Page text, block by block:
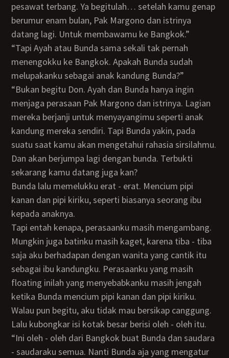
pesawat terbang. Ya begitulah… setelah kamu genap
berumur enam bulan, Pak Margono dan istrinya
datang lagi. Untuk membawamu ke Bangkok.”
“Tapi Ayah atau Bunda sama sekali tak pernah
menengokku ke Bangkok. Apakah Bunda sudah
melupakanku sebagai anak kandung Bunda?”
“Bukan begitu Don. Ayah dan Bunda hanya ingin
menjaga perasaan Pak Margono dan istrinya. Lagian
mereka berjanji untuk menyayangimu seperti anak
kandung mereka sendiri. Tapi Bunda yakin, pada
suatu saat kamu akan mengetahui rahasia sirsilahmu.
Dan akan berjumpa lagi dengan bunda. Terbukti
sekarang kamu datang juga kan?
Bunda lalu memelukku erat - erat. Mencium pipi
kanan dan pipi kiriku, seperti biasanya seorang ibu
kepada anaknya.
Tapi entah kenapa, perasaanku masih mengambang.
Mungkin juga batinku masih kaget, karena tiba - tiba
saja aku berhadapan dengan wanita yang cantik itu
sebagai ibu kandungku. Perasaanku yang masih
floating inilah yang menyebabkanku masih jengah
ketika Bunda mencium pipi kanan dan pipi kiriku.
Walau pun begitu, aku tidak mau bersikap canggung.
Lalu kubongkar isi kotak besar berisi oleh - oleh itu.
“Ini oleh - oleh dari Bangkok buat Bunda dan saudara
- saudaraku semua. Nanti Bunda aja yang mengatur